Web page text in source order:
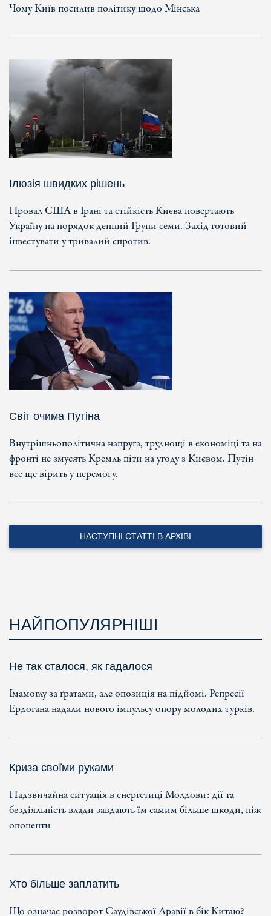
Чому Київ посилив політику щодо Мінська
Ілюзія швидких рішень
Провал США в Ірані та стійкість Києва повертають
Україну на порядок денний Групи семи. Захід готовий
інвестувати у тривалий спротив.
Світ очима Путіна
Внутрішньополітична напруга, труднощі в економіці та на
фронті не змусять Кремль піти на угоду з Києвом. Путін
все ще вірить у перемогу.
НАСТУПНІ СТАТТІ В АРХІВІ
НАЙПОПУЛЯРНІШІ
Не так сталося, як гадалося
Імамоглу за ґратами, але опозиція на підйомі. Репресії
Ердогана надали нового імпульсу опору молодих турків.
Криза своїми руками
Надзвичайна ситуація в енергетиці Молдови: дії та
бездіяльність влади завдають їм самим більше шкоди, ніж
опоненти
Хто більше заплатить
Що означає розворот Саудівської Аравії в бік Китаю?